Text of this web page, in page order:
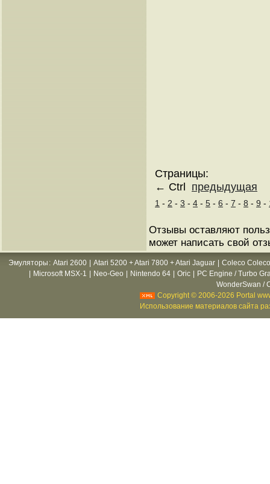
Страницы:
← Ctrl предыдущая
1 - 2 - 3 - 4 - 5 - 6 - 7 - 8 - 9 -
Отзывы оставляют
может написать свой
Эмуляторы : Atari 2600 Atari 5200 + Atari 7800 + Atari Jaguar
Coleco
Microsoft MSX-1 Neo-Geo Nintendo 64 Oric
PC Engine / Turbo
WonderSwan /
Copyright © 2006-2026 Portal
Использование материалов сайта